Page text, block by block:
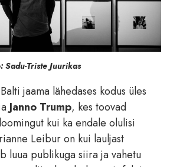
Sadu-Triste Juurikas
jaama lähedases kodus üles
Janno Trump, kes toovad
kui ka endale olulisi
Leibur on kui lauljast
luua publikuga siira ja vahetu